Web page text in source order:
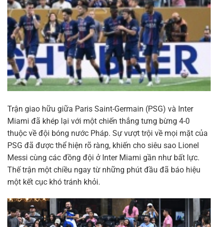
Trận giao hữu giữa Paris Saint-Germain (PSG) và Inter
Miami đã khép lại với một chiến thắng tưng bừng 4-0
thuộc về đội bóng nước Pháp. Sự vượt trội về mọi mặt của
PSG đã được thể hiện rõ ràng, khiến cho siêu sao Lionel
Messi cùng các đồng đội ở Inter Miami gần như bất lực.
Thế trận một chiều ngay từ những phút đầu đã báo hiệu
một kết cục khó tránh khỏi.